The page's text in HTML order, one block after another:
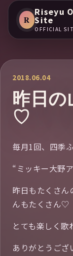
R
Riseyu
Site
OFFICIAL
2018.06.04
昨日
♡
毎月1回、四季
“ミッキー大野
昨日もたくさん
んもたくさん♡
とても楽しく歌
ありがとうござ